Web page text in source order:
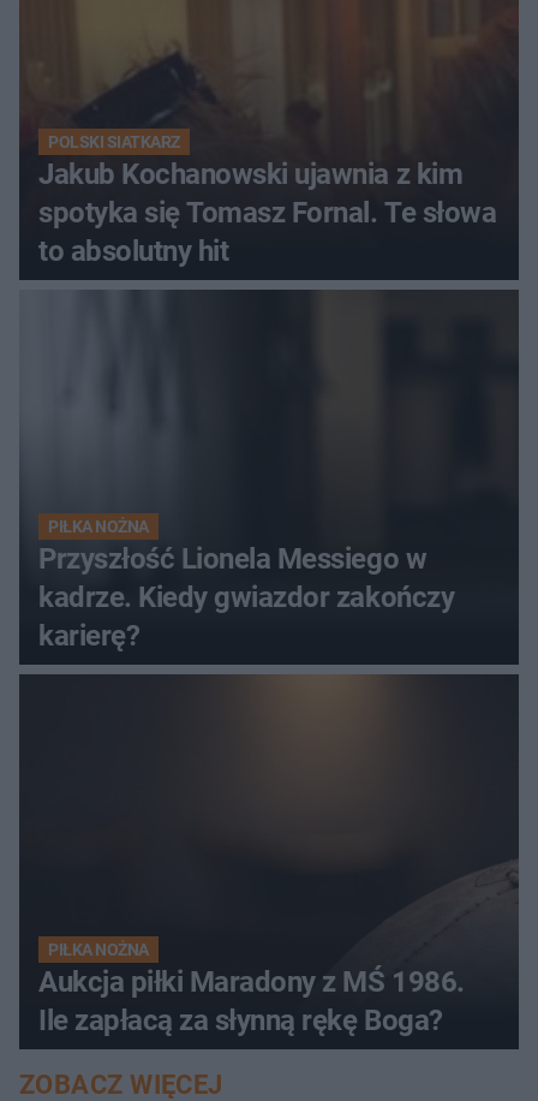
POLSKI SIATKARZ
Jakub Kochanowski ujawnia z kim
spotyka się Tomasz Fornal. Te słowa
to absolutny hit
PIŁKA NOŻNA
Przyszłość Lionela Messiego w
kadrze. Kiedy gwiazdor zakończy
karierę?
PIŁKA NOŻNA
Aukcja piłki Maradony z MŚ 1986.
Ile zapłacą za słynną rękę Boga?
ZOBACZ WIĘCEJ